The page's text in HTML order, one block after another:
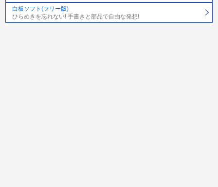
白板ソフト(フリー版)
ひらめきを忘れない! 手書きと部品で自由な発想!